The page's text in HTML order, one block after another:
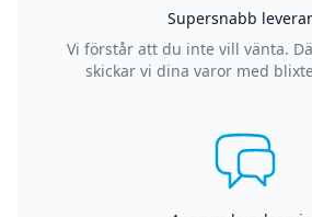
Supersnabb
Vi förstår att du inte vill vänta.
skickar vi dina varor med